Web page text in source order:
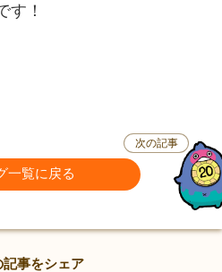
す！
一覧に戻る
次の記事
記事をシェア